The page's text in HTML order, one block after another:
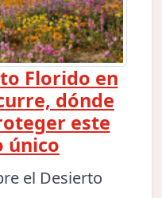
Florido en
dónde
este
único
el Desierto